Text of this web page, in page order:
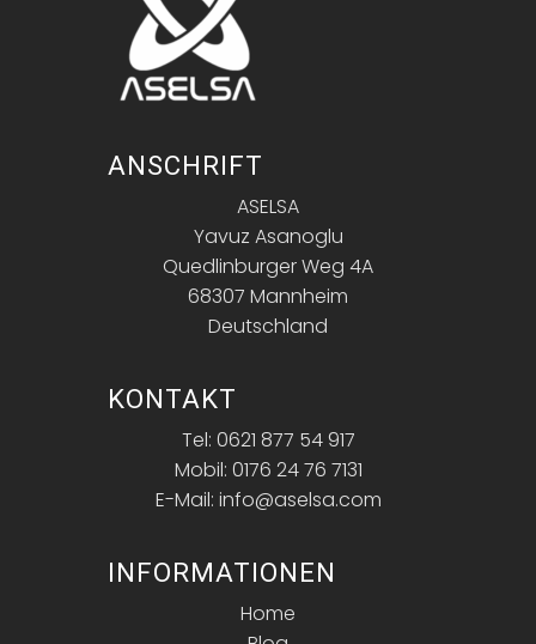
ANSCHRIFT
ASELSA
Yavuz Asanoglu
Quedlinburger Weg 4A
68307 Mannheim
Deutschland
KONTAKT
Tel: 0621 877 54 917
Mobil: 0176 24 76 7131
E-Mail: info@aselsa.com
INFORMATIONEN
Home